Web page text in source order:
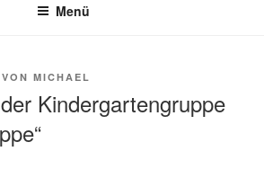
Menü
VON MICHAEL
Kindergartengruppe